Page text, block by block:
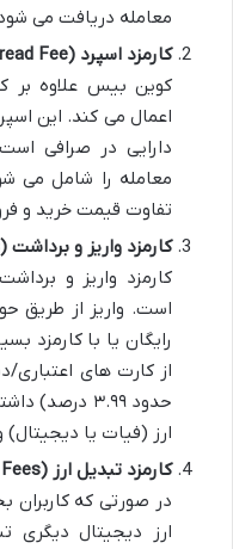
معامله دریافت می
کارمزد اسپرد (Spread Fee):
کوین بیس علاوه بر
اعمال می کند. این
معامله را شامل می
تفاوت قیمت خرید و
کارمزد واریز و برداشت (Deposit and Withdrawal Fees):
کارمزد واریز و
رایگان یا با کارمزد
از کارت های اعتباری/
حدود ۳.۹۹
ارز (فیات یا دیجیتال)
کارمزد تبدیل ارز (Conversion Fees):
در صورتی که کاربران
ارز دیجیتال دیگری